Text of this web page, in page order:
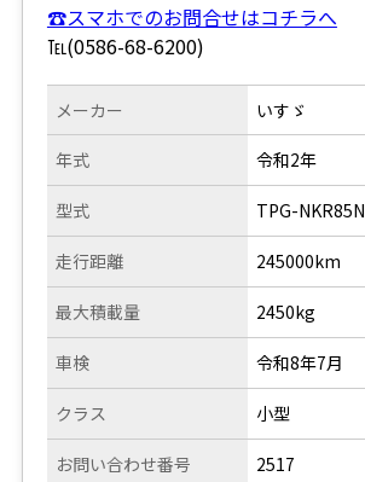
☎スマホでのお問合せはコチラへ
℡(0586-68-6200)
メーカー
年式
型式
走行距離
いすゞ
令和2年
TPG-NKR85N
245000km
最大積載量
車検
クラス
お問い合わせ番号
2450kg
令和8年7月
小型
2517